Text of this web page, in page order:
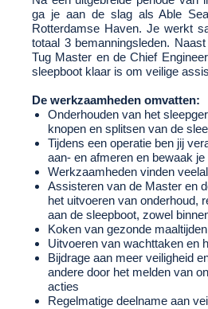
ga je aan de slag als Able
Rotterdamse Haven. Je werkt
totaal 3 bemanningsleden.
Tug Master en de Chief
sleepboot klaar is om veilige
De werkzaamheden omvatten:
Onderhouden van het
knopen en splitsen van de
Tijdens een operatie ben jij
aan- en afmeren en bewaak
Werkzaamheden vinden
Assisteren van de Master en
het uitvoeren van onderhoud,
aan de sleepboot, zowel
Koken van gezonde
Uitvoeren van wachttaken en
Bijdrage aan meer veiligheid
andere door het melden van
acties
Regelmatige deelname aan